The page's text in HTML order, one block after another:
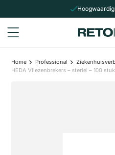
Home Professional
HEDA Vliezenbrekers – steriel – 100